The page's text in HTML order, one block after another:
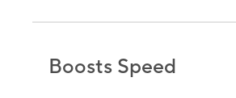
Boosts Speed